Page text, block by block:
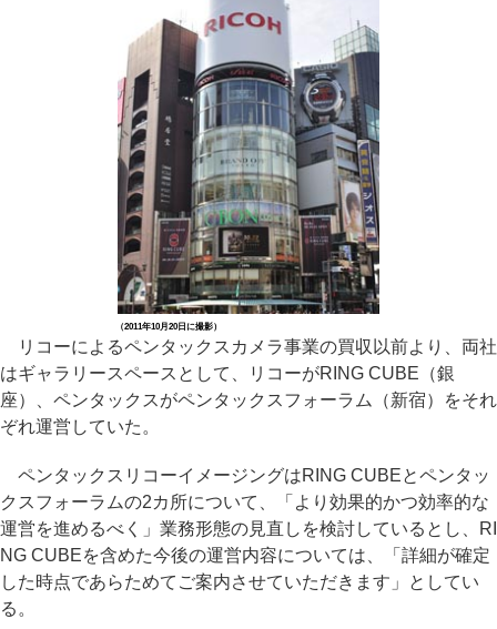
（2011年10月20日に撮影）
リコーによるペンタックスカメラ事業の買収以前より、両社
はギャラリースペースとして、リコーがRING CUBE（銀
座）、ペンタックスがペンタックスフォーラム（新宿）をそれ
ぞれ運営していた。
ペンタックスリコーイメージングはRING CUBEとペンタッ
クスフォーラムの2カ所について、「より効果的かつ効率的な
運営を進めるべく」業務形態の見直しを検討しているとし、RI
NG CUBEを含めた今後の運営内容については、「詳細が確定
した時点であらためてご案内させていただきます」としてい
る。